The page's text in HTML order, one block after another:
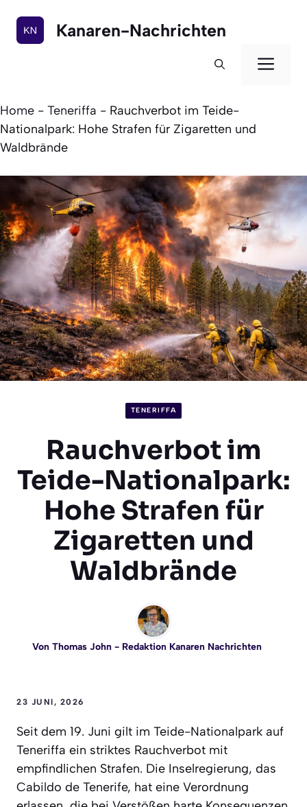
Inhalt
springen
Kanaren-Nachrichten
Home - Teneriffa - Rauchverbot im Teide-
Nationalpark: Hohe Strafen für Zigaretten und
Waldbrände
TENERIFFA
Rauchverbot im
Teide-Nationalpark:
Hohe Strafen für
Zigaretten und
Waldbrände
Von Thomas John- Redaktion Kanaren Nachrichten
23 JUNI, 2026
Seit dem 19. Juni gilt im Teide-Nationalpark auf
Teneriffa ein striktes Rauchverbot mit
empfindlichen Strafen. Die Inselregierung, das
Cabildo de Tenerife, hat eine Verordnung